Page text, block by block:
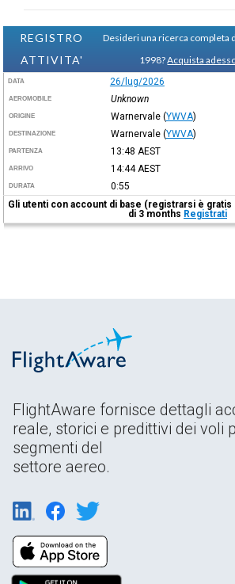
REGISTRO
ATTIVITA'
Desideri una ricerca completa
1998?Acquista
DATA 26/lug/2026
AEROMOBILE Unknown
ORIGINE Warnervale (YWVA)
DESTINAZIONE Warnervale (YWVA)
PARTENZA 13:48 AEST
ARRIVO 14:44 AEST
DURATA
0:55
Gli utenti con account di base (registrarsi è
di 3 months Registrati
FlightAware fornisce dettagli
reale, storici e predittivi dei voli
segmenti del
settore aereo.